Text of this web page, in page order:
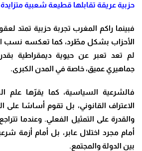
حزبية عريقة تقابلها قطيعة شعبية
فبينما راكم المغرب تجربة حزبية تمتد
الأحزاب بشكل مطّرد، كما تعكسه نسب
لم تعد تعبر عن حيوية ديمقراطية
جماهيري عميق، خاصة في المدن الكبرى.
فالشرعية السياسية، كما يقرّها علم
الاعتراف القانوني، بل تقوم أساسًا على
والقدرة على التمثيل الفعلي. وعندما
أمام مجرد اختلال عابر، بل أمام أزمة
بين الدولة والمجتمع.